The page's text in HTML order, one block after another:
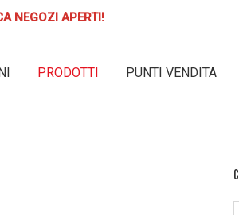
NEGOZI APERTI!
PRODOTTI PUNTI VENDITA